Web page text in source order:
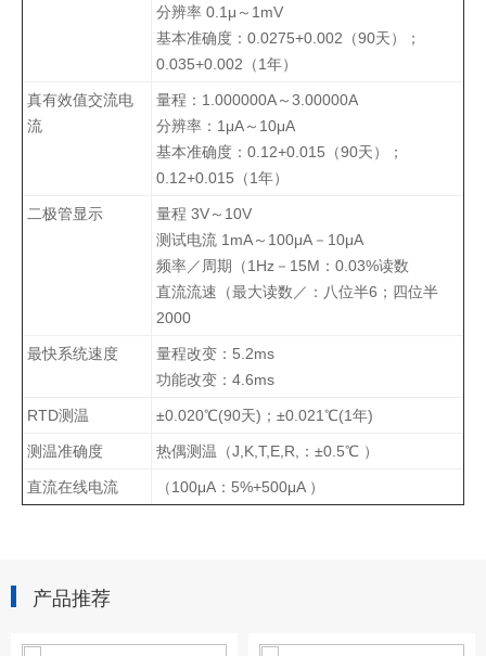
分辨率 0.1μ～1mV
基本准确度：0.0275+0.002（90天）；
0.035+0.002（1年）
真有效值交流电
流
量程：1.000000A～3.00000A
分辨率：1μA～10μA
基本准确度：0.12+0.015（90天）；
0.12+0.015（1年）
二极管显示
量程 3V～10V
测试电流 1mA～100μA－10μA
频率／周期（1Hz－15M：0.03%读数
直流流速（最大读数／：八位半6；四位半
2000
最快系统速度
量程改变：5.2ms
功能改变：4.6ms
RTD测温 ±0.020℃(90天)；±0.021℃(1年)
测温准确度 热偶测温（J,K,T,E,R,：±0.5℃ ）
直流在线电流 （100μA：5%+500μA ）
产品推荐